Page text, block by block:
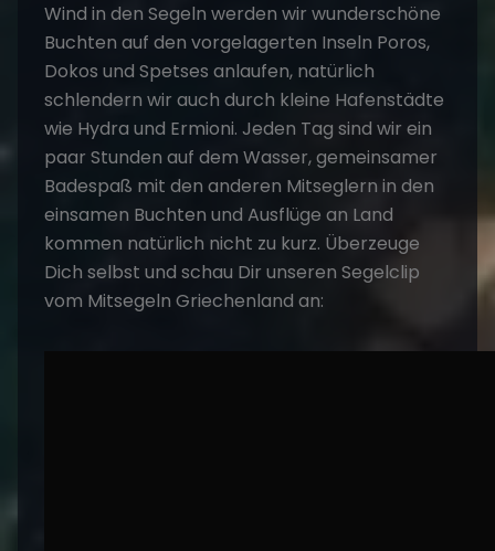
Wind in den Segeln werden wir wunderschöne
Buchten auf den vorgelagerten Inseln Poros,
Dokos und Spetses anlaufen, natürlich
schlendern wir auch durch kleine Hafenstädte
wie Hydra und Ermioni. Jeden Tag sind wir ein
paar Stunden auf dem Wasser, gemeinsamer
Badespaß mit den anderen Mitseglern in den
einsamen Buchten und Ausflüge an Land
kommen natürlich nicht zu kurz. Überzeuge
Dich selbst und schau Dir unseren Segelclip
vom Mitsegeln Griechenland an: